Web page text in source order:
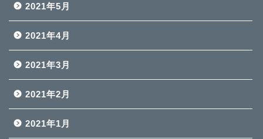
2021年5月
2021年4月
2021年3月
2021年2月
2021年1月